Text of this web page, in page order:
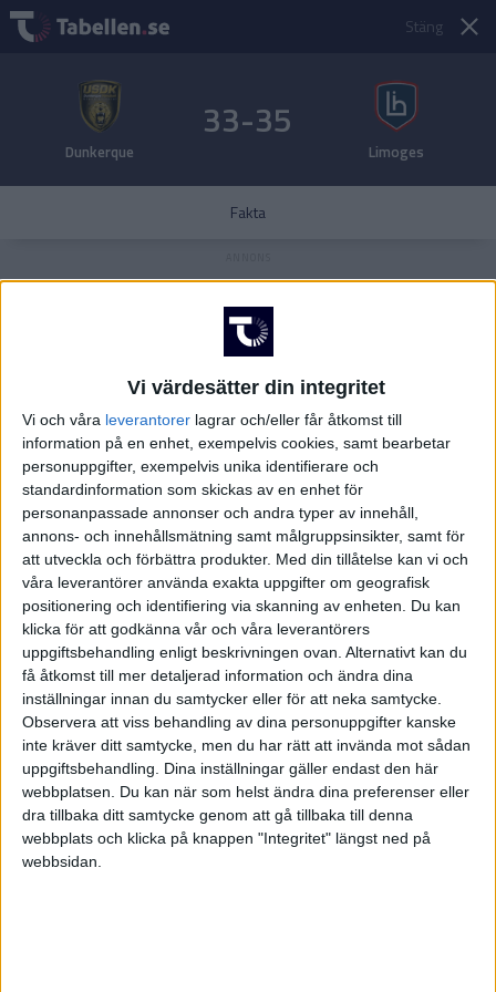
Vi värdesätter din integritet
Vi och våra leverantorer lagrar och/eller får åtkomst till
information på en enhet, exempelvis cookies, samt bearbetar
personuppgifter, exempelvis unika identifierare och
standardinformation som skickas av en enhet för
personanpassade annonser och andra typer av innehåll,
annons- och innehållsmätning samt målgruppsinsikter, samt för
att utveckla och förbättra produkter. Med din tillåtelse kan vi och
våra leverantörer använda exakta uppgifter om geografisk
positionering och identifiering via skanning av enheten. Du kan
klicka för att godkänna vår och våra leverantörers
uppgiftsbehandling enligt beskrivningen ovan. Alternativt kan du
få åtkomst till mer detaljerad information och ändra dina
inställningar innan du samtycker eller för att neka samtycke.
Observera att viss behandling av dina personuppgifter kanske
inte kräver ditt samtycke, men du har rätt att invända mot sådan
uppgiftsbehandling. Dina inställningar gäller endast den här
webbplatsen. Du kan när som helst ändra dina preferenser eller
dra tillbaka ditt samtycke genom att gå tillbaka till denna
webbplats och klicka på knappen "Integritet" längst ned på
webbsidan.
Stäng
Dunkerque
33-35
Limoges
Fakta
FAKTA